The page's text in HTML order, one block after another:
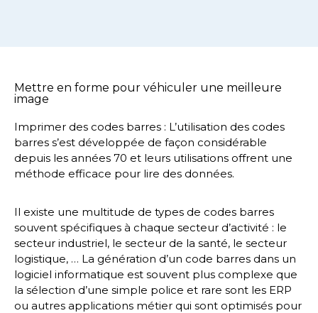
Mettre en forme pour véhiculer une meilleure
image
Imprimer des codes barres : L’utilisation des codes
barres s’est développée de façon considérable
depuis les années 70 et leurs utilisations offrent une
méthode efficace pour lire des données.
Il existe une multitude de types de codes barres
souvent spécifiques à chaque secteur d’activité : le
secteur industriel, le secteur de la santé, le secteur
logistique, … La génération d’un code barres dans un
logiciel informatique est souvent plus complexe que
la sélection d’une simple police et rare sont les ERP
ou autres applications métier qui sont optimisés pour